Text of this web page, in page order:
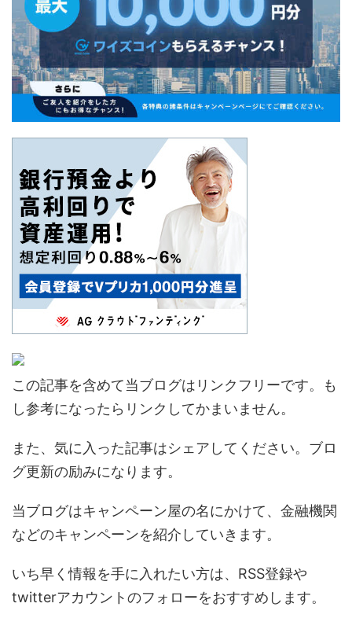
この記事を含めて当ブログはリンクフリーです。も
し参考になったらリンクしてかまいません。
また、気に入った記事はシェアしてください。ブロ
グ更新の励みになります。
当ブログはキャンペーン屋の名にかけて、金融機関
などのキャンペーンを紹介していきます。
いち早く情報を手に入れたい方は、RSS登録や
twitterアカウントのフォローをおすすめします。